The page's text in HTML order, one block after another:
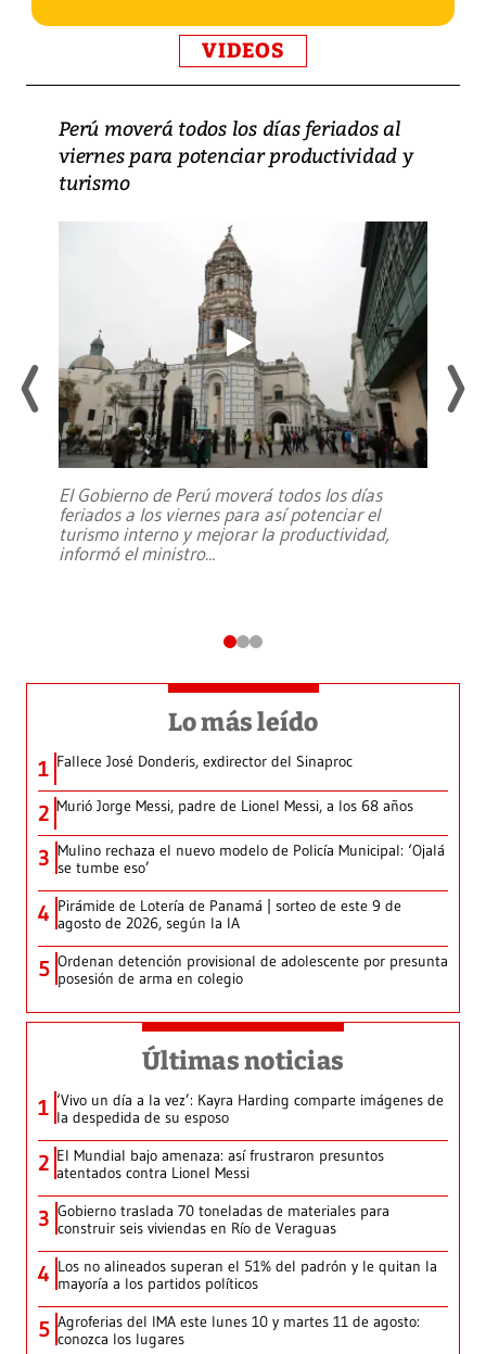
VIDEOS
Perú moverá todos los días feriados al
viernes para potenciar productividad y
turismo
El Gobierno de Perú moverá todos los días
feriados a los viernes para así potenciar el
turismo interno y mejorar la productividad,
informó el ministro...
Lo más leído
1 Fallece José Donderis, exdirector del Sinaproc
2 Murió Jorge Messi, padre de Lionel Messi, a los 68 años
3 Mulino rechaza el nuevo modelo de Policía Municipal: ‘Ojalá
se tumbe eso’
4 Pirámide de Lotería de Panamá | sorteo de este 9 de
agosto de 2026, según la IA
5 Ordenan detención provisional de adolescente por presunta
posesión de arma en colegio
Últimas noticias
1 ‘Vivo un día a la vez’: Kayra Harding comparte imágenes de
la despedida de su esposo
2 El Mundial bajo amenaza: así frustraron presuntos
atentados contra Lionel Messi
3 Gobierno traslada 70 toneladas de materiales para
construir seis viviendas en Río de Veraguas
4 Los no alineados superan el 51% del padrón y le quitan la
mayoría a los partidos políticos
5 Agroferias del IMA este lunes 10 y martes 11 de agosto:
conozca los lugares